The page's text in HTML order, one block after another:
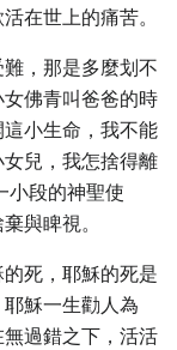
在世上的痛苦。
，那是多麼划不
佛青叫爸爸的時
小生命，我不能
兒，我怎捨得離
小段的神聖使
與睥視。
死，耶穌的死是
穌一生勸人為
過錯之下，活活